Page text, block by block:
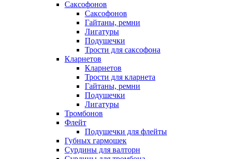
Саксофонов
Саксофонов
Гайтаны, ремни
Лигатуры
Подушечки
Трости для саксофона
Кларнетов
Кларнетов
Трости для кларнета
Гайтаны, ремни
Подушечки
Лигатуры
Тромбонов
Флейт
Подушечки для флейты
Губных гармошек
Сурдины для валторн